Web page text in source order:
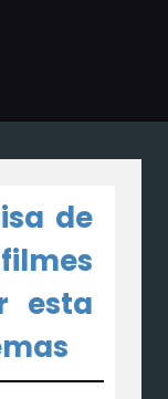
de
esta